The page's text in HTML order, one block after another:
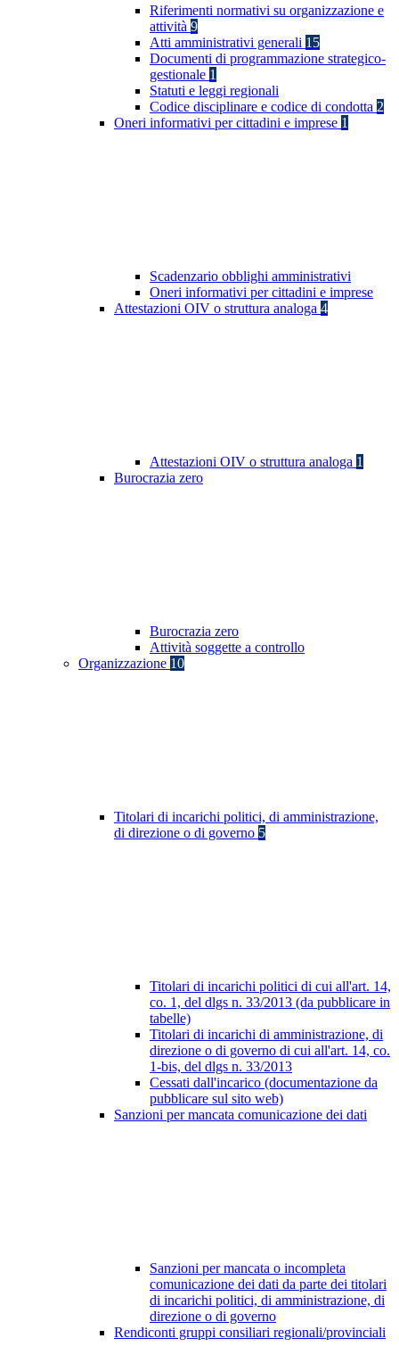
Riferimenti normativi su organizzazione e
attività 9
Atti amministrativi generali 15
Documenti di programmazione strategico-
gestionale 1
Statuti e leggi regionali
Codice disciplinare e codice di condotta 2
Oneri informativi per cittadini e imprese 1
Scadenzario obblighi amministrativi
Oneri informativi per cittadini e imprese
Attestazioni OIV o struttura analoga 4
Attestazioni OIV o struttura analoga 1
Burocrazia zero
Burocrazia zero
Attività soggette a controllo
Organizzazione 10
Titolari di incarichi politici, di amministrazione,
di direzione o di governo 5
Titolari di incarichi politici di cui all'art. 14,
co. 1, del dlgs n. 33/2013 (da pubblicare in
tabelle)
Titolari di incarichi di amministrazione, di
direzione o di governo di cui all'art. 14, co.
1-bis, del dlgs n. 33/2013
Cessati dall'incarico (documentazione da
pubblicare sul sito web)
Sanzioni per mancata comunicazione dei dati
Sanzioni per mancata o incompleta
comunicazione dei dati da parte dei titolari
di incarichi politici, di amministrazione, di
direzione o di governo
Rendiconti gruppi consiliari regionali/provinciali